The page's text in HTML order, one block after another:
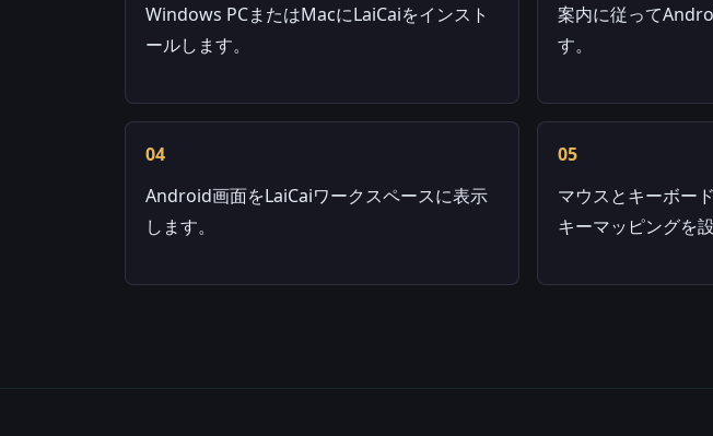
Windows PCまたはMacにLaiCaiをインスト
ールします。
案内に従って
す。
04
Android画面をLaiCaiワークスペースに表示
します。
05
マウスとキーボー
キーマッピングを